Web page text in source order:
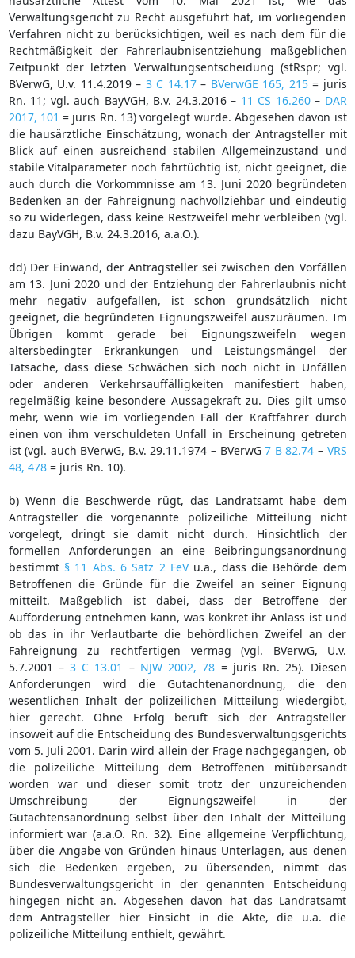
Verwaltungsgericht zu Recht ausgeführt hat, im vorliegenden
Verfahren nicht zu berücksichtigen, weil es nach dem für die
Rechtmäßigkeit der Fahrerlaubnisentziehung maßgeblichen
Zeitpunkt der letzten Verwaltungsentscheidung (stRspr; vgl.
BVerwG, U.v. 11.4.2019 – 3 C 14.17– BVerwGE 165, 215= juris
Rn. 11; vgl. auch BayVGH, B.v. 24.3.2016 – 11 CS 16.260– DAR
2017, 101 = juris Rn. 13) vorgelegt wurde. Abgesehen davon ist
die hausärztliche Einschätzung, wonach der Antragsteller mit
Blick auf einen ausreichend stabilen Allgemeinzustand und
stabile Vitalparameter noch fahrtüchtig ist, nicht geeignet, die
auch durch die Vorkommnisse am 13. Juni 2020 begründeten
Bedenken an der Fahreignung nachvollziehbar und eindeutig
so zu widerlegen, dass keine Restzweifel mehr verbleiben (vgl.
dazu BayVGH, B.v. 24.3.2016, a.a.O.).
dd) Der Einwand, der Antragsteller sei zwischen den Vorfällen
am 13. Juni 2020 und der Entziehung der Fahrerlaubnis nicht
mehr negativ aufgefallen, ist schon grundsätzlich nicht
geeignet, die begründeten Eignungszweifel auszuräumen. Im
Übrigen kommt gerade bei Eignungszweifeln wegen
altersbedingter Erkrankungen und Leistungsmängel der
Tatsache, dass diese Schwächen sich noch nicht in Unfällen
oder anderen Verkehrsauffälligkeiten manifestiert haben,
regelmäßig keine besondere Aussagekraft zu. Dies gilt umso
mehr, wenn wie im vorliegenden Fall der Kraftfahrer durch
einen von ihm verschuldeten Unfall in Erscheinung getreten
ist (vgl. auch BVerwG, B.v. 29.11.1974 – BVerwG7 B 82.74 – VRS
48, 478= juris Rn. 10).
b) Wenn die Beschwerde rügt, das Landratsamt habe dem
Antragsteller die vorgenannte polizeiliche Mitteilung nicht
vorgelegt, dringt sie damit nicht durch. Hinsichtlich der
formellen Anforderungen an eine Beibringungsanordnung
bestimmt § 11 Abs. 6 Satz 2 FeVu.a., dass die Behörde dem
Betroffenen die Gründe für die Zweifel an seiner Eignung
mitteilt. Maßgeblich ist dabei, dass der Betroffene der
Aufforderung entnehmen kann, was konkret ihr Anlass ist und
ob das in ihr Verlautbarte die behördlichen Zweifel an der
Fahreignung zu rechtfertigen vermag (vgl. BVerwG, U.v.
5.7.2001 – 3 C 13.01 – NJW 2002, 78 = juris Rn. 25). Diesen
Anforderungen wird die Gutachtenanordnung, die den
wesentlichen Inhalt der polizeilichen Mitteilung wiedergibt,
hier gerecht. Ohne Erfolg beruft sich der Antragsteller
insoweit auf die Entscheidung des Bundesverwaltungsgerichts
vom 5. Juli 2001. Darin wird allein der Frage nachgegangen, ob
die polizeiliche Mitteilung dem Betroffenen mitübersandt
worden war und dieser somit trotz der unzureichenden
Umschreibung der Eignungszweifel in der
Gutachtensanordnung selbst über den Inhalt der Mitteilung
informiert war (a.a.O. Rn. 32). Eine allgemeine Verpflichtung,
über die Angabe von Gründen hinaus Unterlagen, aus denen
sich die Bedenken ergeben, zu übersenden, nimmt das
Bundesverwaltungsgericht in der genannten Entscheidung
hingegen nicht an. Abgesehen davon hat das Landratsamt
dem Antragsteller hier Einsicht in die Akte, die u.a. die
polizeiliche Mitteilung enthielt, gewährt.